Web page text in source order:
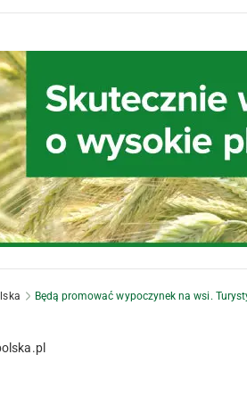
Będą promować wypoczynek na wsi.